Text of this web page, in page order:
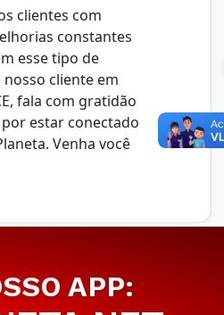
clientes com
constantes
esse tipo de
cliente em
fala com gratidão
estar conectado
Venha você
APP: